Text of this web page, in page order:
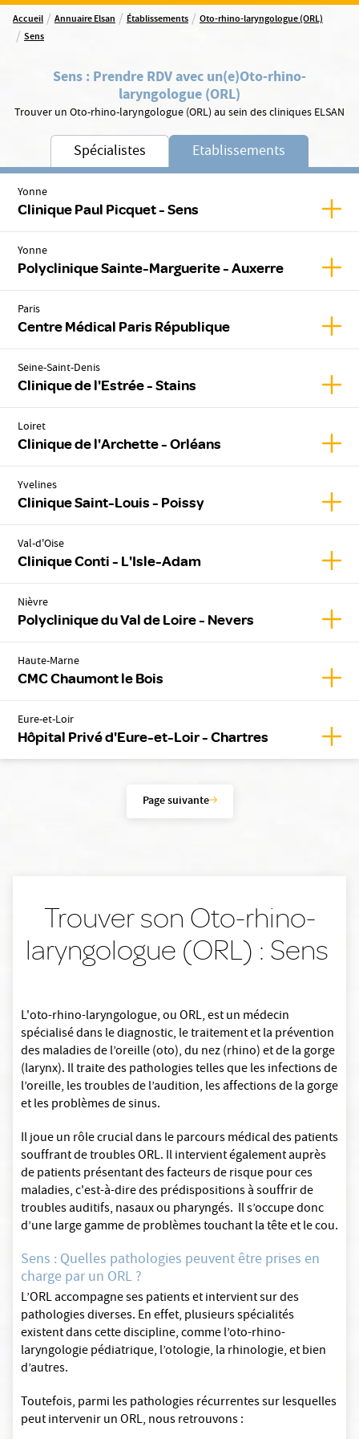
Accueil / Annuaire Elsan / Établissements / Oto-rhino-laryngologue (ORL)
/ Sens
Sens : Prendre RDV avec un(e)Oto-rhino-
laryngologue (ORL)
Trouver un Oto-rhino-laryngologue (ORL) au sein des cliniques ELSAN
Spécialistes Etablissements
Yonne
Clinique Paul Picquet - Sens
Yonne
Polyclinique Sainte-Marguerite - Auxerre
Paris
Centre Médical Paris République
Seine-Saint-Denis
Clinique de l'Estrée - Stains
Loiret
Clinique de l'Archette - Orléans
Yvelines
Clinique Saint-Louis - Poissy
Val-d'Oise
Clinique Conti - L'Isle-Adam
Nièvre
Polyclinique du Val de Loire - Nevers
Haute-Marne
CMC Chaumont le Bois
Eure-et-Loir
Hôpital Privé d'Eure-et-Loir - Chartres
Page suivante
Trouver son Oto-rhino-
laryngologue (ORL) : Sens
L'oto-rhino-laryngologue, ou ORL, est un médecin
spécialisé dans le diagnostic, le traitement et la prévention
des maladies de l’oreille (oto), du nez (rhino) et de la gorge
(larynx). Il traite des pathologies telles que les infections de
l’oreille, les troubles de l’audition, les affections de la gorge
et les problèmes de sinus.
Il joue un rôle crucial dans le parcours médical des patients
souffrant de troubles ORL. Il intervient également auprès
de patients présentant des facteurs de risque pour ces
maladies, c'est-à-dire des prédispositions à souffrir de
troubles auditifs, nasaux ou pharyngés. Il s’occupe donc
d’une large gamme de problèmes touchant la tête et le cou.
Sens : Quelles pathologies peuvent être prises en
charge par un ORL ?
L’ORL accompagne ses patients et intervient sur des
pathologies diverses. En effet, plusieurs spécialités
existent dans cette discipline, comme l’oto-rhino-
laryngologie pédiatrique, l’otologie, la rhinologie, et bien
d’autres.
Toutefois, parmi les pathologies récurrentes sur lesquelles
peut intervenir un ORL, nous retrouvons :